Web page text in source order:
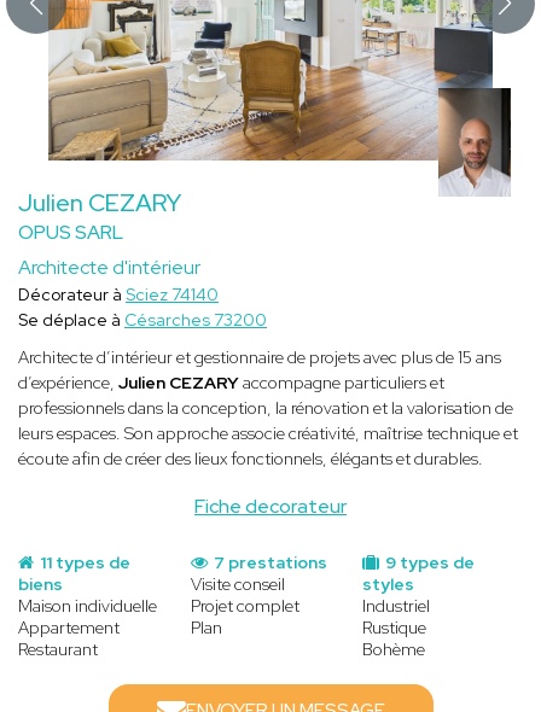
Julien CEZARY
OPUS SARL
Architecte d'intérieur
Fiche decorateur
Décorateur à Sciez 74140
Se déplace à Césarches 73200
Architecte d’intérieur et gestionnaire de projets avec plus de 15 ans
d’expérience, Julien CEZARYaccompagne particuliers et
professionnels dans la conception, la rénovation et la valorisation de
leurs espaces. Son approche associe créativité, maîtrise technique et
écoute afin de créer des lieux fonctionnels, élégants et durables.
11 types de
biens
Maison individuelle
Appartement
Restaurant
9 types de
styles
Industriel
Rustique
Bohème
7 prestations
Visite conseil
Projet complet
Plan